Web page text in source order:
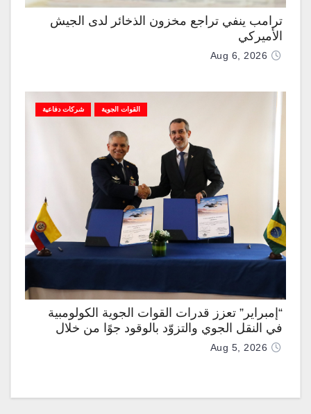
ترامب ينفي تراجع مخزون الذخائر لدى الجيش
الأميركي
Aug 6, 2026
القوات الجوية شركات دفاعية
“إمبراير” تعزز قدرات القوات الجوية الكولومبية
في النقل الجوي والتزوّد بالوقود جوًا من خلال
تزويدها بطائرتي “كيه سي-390 ميلينيوم”
Aug 5, 2026